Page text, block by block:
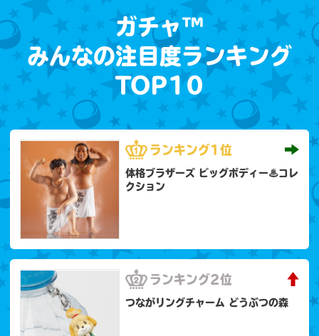
ガチャ™
みんなの注目度ランキング
TOP10
ランキング1位
体格ブラザーズ ビッグボディー♨コレ
クション
ランキング2位
つながリングチャーム どうぶつの森